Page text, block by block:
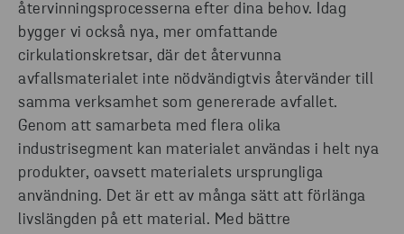
återvinningsprocesserna efter dina behov. Idag
bygger vi också nya, mer omfattande
cirkulationskretsar, där det återvunna
avfallsmaterialet inte nödvändigtvis återvänder till
samma verksamhet som genererade avfallet.
Genom att samarbeta med flera olika
industrisegment kan materialet användas i helt nya
produkter, oavsett materialets ursprungliga
användning. Det är ett av många sätt att förlänga
livslängden på ett material. Med bättre